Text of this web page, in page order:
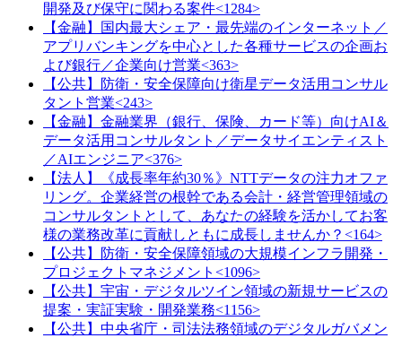
開発及び保守に関わる案件<1284>
【金融】国内最大シェア・最先端のインターネット／
アプリバンキングを中心とした各種サービスの企画お
よび銀行／企業向け営業<363>
【公共】防衛・安全保障向け衛星データ活用コンサル
タント営業<243>
【金融】金融業界（銀行、保険、カード等）向けAI＆
データ活用コンサルタント／データサイエンティスト
／AIエンジニア<376>
【法人】《成長率年約30％》NTTデータの注力オファ
リング。企業経営の根幹である会計・経営管理領域の
コンサルタントとして、あなたの経験を活かしてお客
様の業務改革に貢献しともに成長しませんか？<164>
【公共】防衛・安全保障領域の大規模インフラ開発・
プロジェクトマネジメント<1096>
【公共】宇宙・デジタルツイン領域の新規サービスの
提案・実証実験・開発業務<1156>
【公共】中央省庁・司法法務領域のデジタルガバメン